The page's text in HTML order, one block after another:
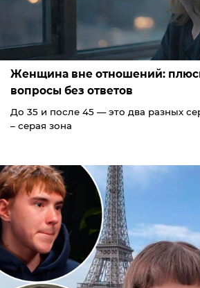
Женщина вне отношений:
вопросы без ответов
До 35 и после 45 — это два разных
– серая зона